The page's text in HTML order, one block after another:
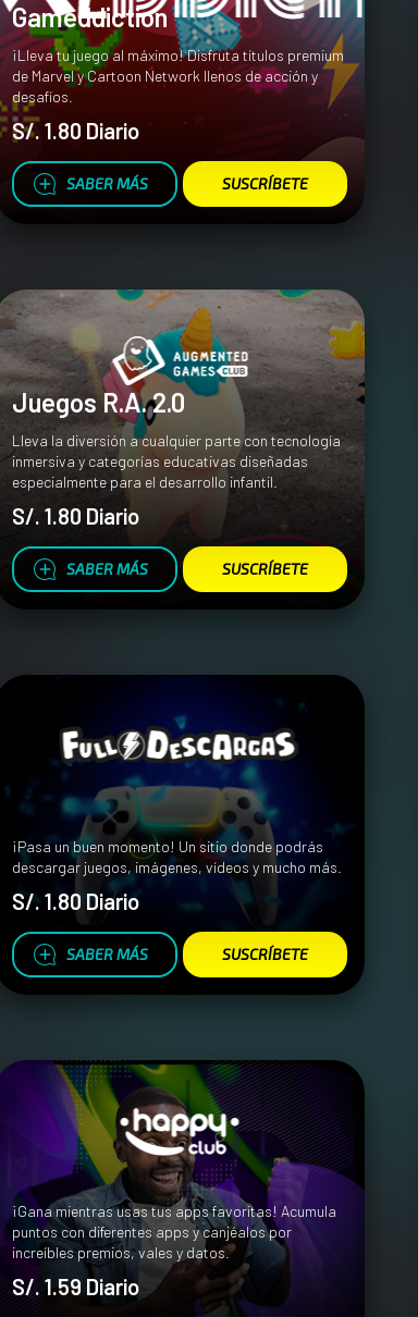
Gameddiction
¡Lleva tu juego al máximo! Disfruta títulos premium
de Marvel y Cartoon Network llenos de acción y
desafíos.
S/. 1.80 Diario
SABER MÁS SUSCRÍBETE
Juegos R.A. 2.0
Lleva la diversión a cualquier parte con tecnología
inmersiva y categorías educativas diseñadas
especialmente para el desarrollo infantil.
S/. 1.80 Diario
SABER MÁS SUSCRÍBETE
¡Pasa un buen momento! Un sitio donde podrás
descargar juegos, imágenes, vídeos y mucho más.
S/. 1.80 Diario
SABER MÁS SUSCRÍBETE
¡Gana mientras usas tus apps favoritas! Acumula
puntos con diferentes apps y canjéalos por
increíbles premios, vales y datos.
S/. 1.59 Diario